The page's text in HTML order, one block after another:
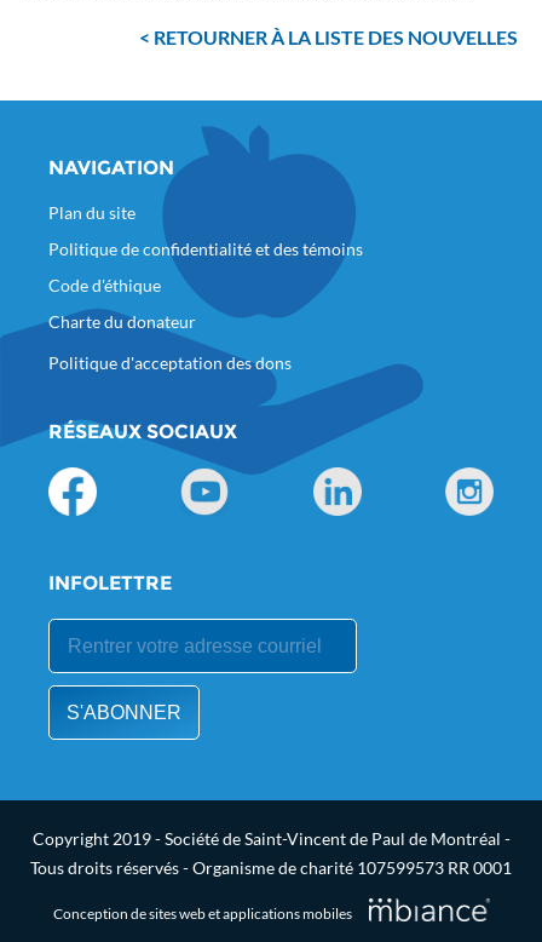
RETOURNER À LA LISTE DES NOUVELLES
NAVIGATION
Plan du site
Politique de confidentialité et des témoins
Code d'éthique
Charte du donateur
Politique d'acceptation des dons
RÉSEAUX SOCIAUX
INFOLETTRE
Copyright 2019 - Société de Saint-Vincent de Paul de Montréal -
Tous droits réservés - Organisme de charité 107599573 RR 0001
Conception de sites web et applications mobiles